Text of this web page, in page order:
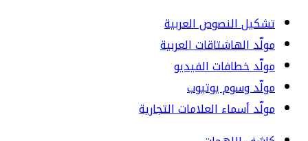
تشكيل النصوص العربية
مولّد الهاشتاقات العربية
مولّد خطافات الفيديو
مولّد وسوم يوتيوب
مولّد أسماء العلامات التجارية